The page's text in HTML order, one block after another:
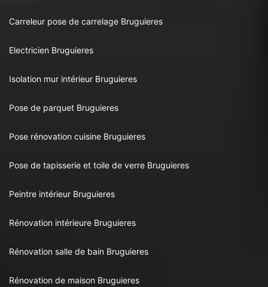
Carreleur pose de carrelage Bruguieres
Electricien Bruguieres
Isolation mur intérieur Bruguieres
Pose de parquet Bruguieres
Pose rénovation cuisine Bruguieres
Pose de tapisserie et toile de verre Bruguieres
Peintre intérieur Bruguieres
Rénovation intérieure Bruguieres
Rénovation salle de bain Bruguieres
Rénovation de maison Bruguieres